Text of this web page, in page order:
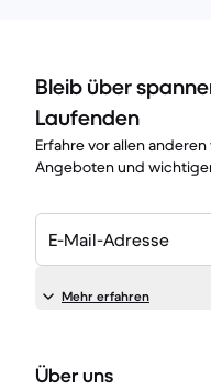
Bleib über
Laufenden
Erfahre vor allen
Angeboten und
E-Mail-Adresse
Mehr erfahren
Über uns